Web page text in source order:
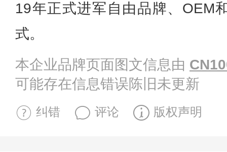
19年正式进军自由品牌、OEM
式。
本企业品牌页面图文信息由
可能存在信息错误陈旧未更新
纠错 评论 版权声明